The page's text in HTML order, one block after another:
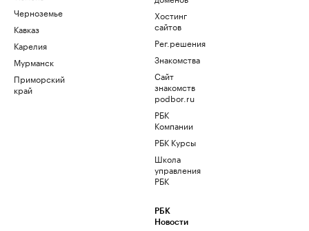
Черноземье
Кавказ
Карелия
Мурманск
Приморский
край
Хостинг
сайтов
Рег.решения
Знакомства
Сайт
знакомств
podbor.ru
РБК
Компании
РБК Курсы
Школа
управления
РБК
РБК
Новости